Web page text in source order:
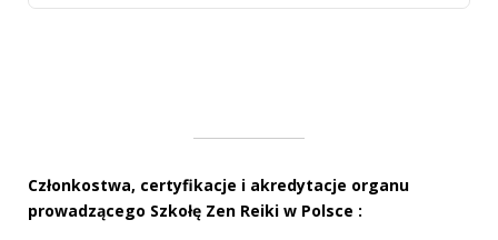
Członkostwa, certyfikacje i akredytacje organu
prowadzącego Szkołę Zen Reiki w Polsce :